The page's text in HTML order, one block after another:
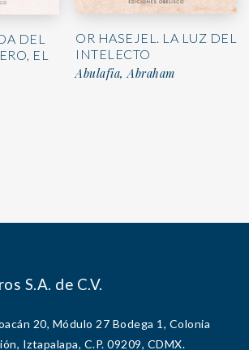
DEL
EL
OR HASEJEL. LA LUZ DEL
INTELECTO
Abulafia, Abraham
S.A. de C.V.
20, Módulo 27 Bodega 1, Colonia
Iztapalapa, C.P. 09209, CDMX.